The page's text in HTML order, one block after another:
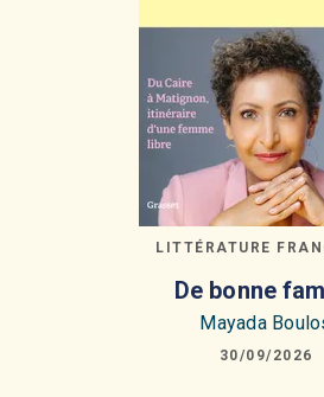
LITTÉRATURE
De bonne
Mayada
30/09/2026